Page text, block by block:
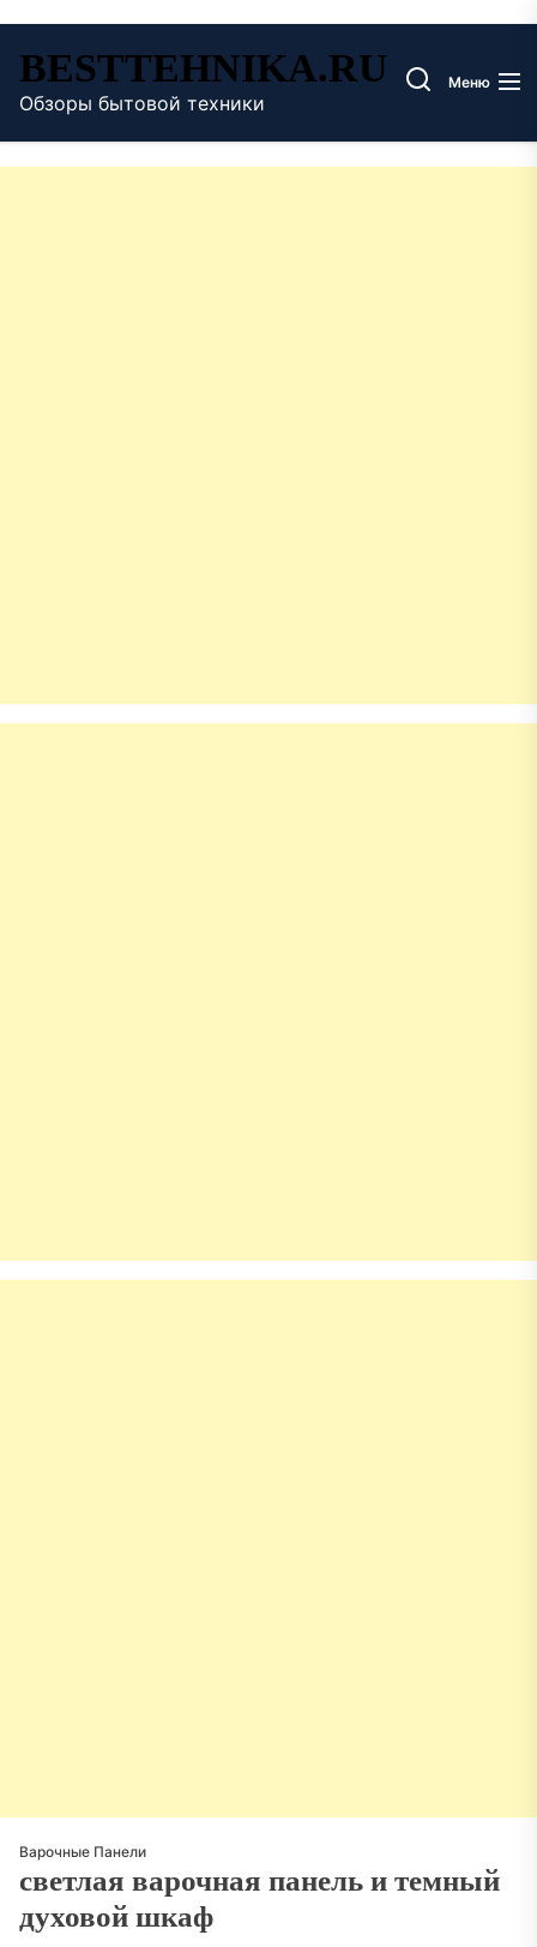
содержимому
BESTTEHNIKA.RU
Обзоры бытовой техники
Меню
Варочные Панели
светлая варочная панель и темный
духовой шкаф